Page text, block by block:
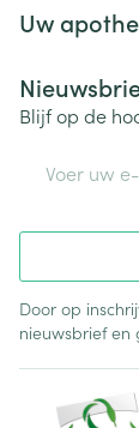
Uw
Blijf op de
Door op
nieuwsbrief